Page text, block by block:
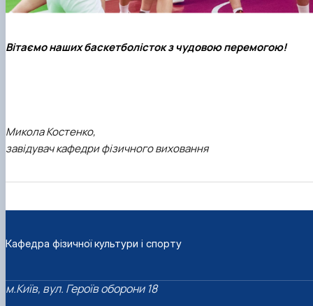
Вітаємо наших баскетболісток з чудовою перемогою!
Микола Костенко,
завідувач кафедри фізичного виховання
Кафедра фізичної культури і спорту
м.Київ, вул. Героїв оборони 18